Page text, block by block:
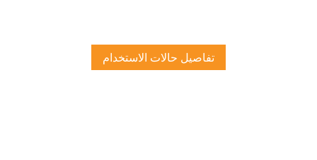
تفاصيل حالات الاستخدام